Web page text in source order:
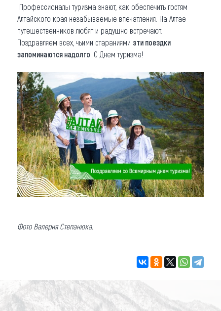
Профессионалы туризма знают, как обеспечить гостям
Алтайского края незабываемые впечатления. На Алтае
путешественников любят и радушно встречают.
Поздравляем всех, чьими стараниями эти поездки
запоминаются надолго . С Днем туризма!
Фото Валерия Степанюка.